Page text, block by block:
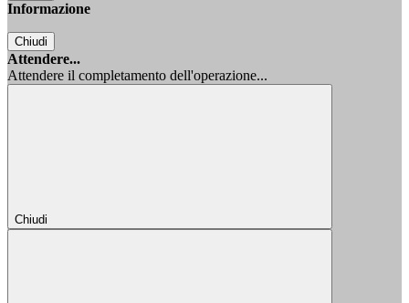
Informazione
Chiudi
Attendere...
Attendere il completamento dell'operazione...
Chiudi